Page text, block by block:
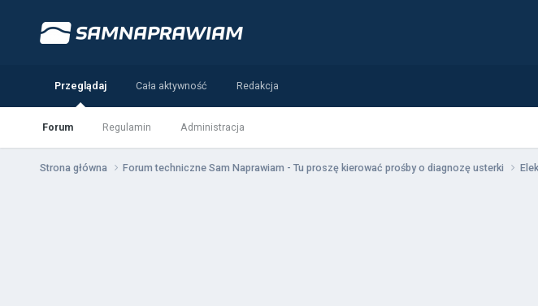
Przeglądaj
Forum Regulamin Administracja
Cała aktywność Redakcja
Strona główna Forum techniczne Sam Naprawiam - Tu proszę kierować prośby o diagnozę usterki